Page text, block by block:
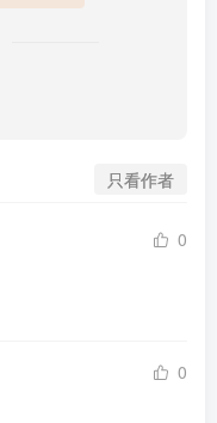
只看作者
0
0